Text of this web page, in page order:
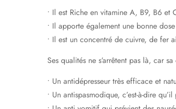
• Il est Riche en vitamine A, B9, B6 et
• Il apporte également une bonne
• Il est un concentré de cuivre, de fer
Ses qualités ne s’arrêtent pas là, car
• Un antidépresseur très efficace et
• Un antispasmodique, c’est-à-dire